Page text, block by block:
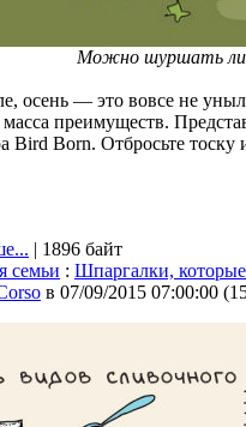
Можно шуршать
осень — это вовсе не
преимуществ.
Bird Born. Отбросьте тоску
| 1896 байт
семьи : Шпаргалки,
в 07/09/2015 07:00:00 (